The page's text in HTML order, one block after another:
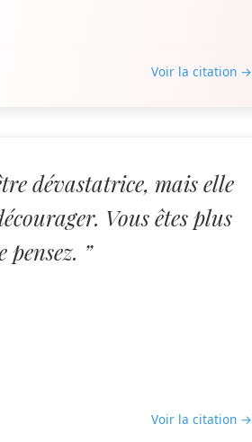
Voir la citation →
dévastatrice, mais elle
Vous êtes plus
pensez. ”
Voir la citation →